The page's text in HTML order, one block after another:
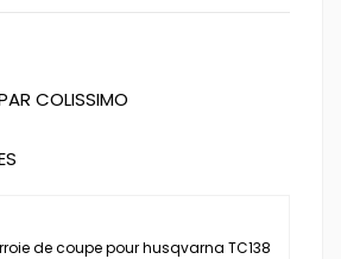
COLISSIMO
de coupe pour husqvarna TC138